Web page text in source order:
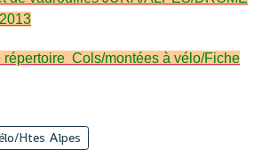
répertoire Cols/montées à vélo/Fiche
Htes Alpes